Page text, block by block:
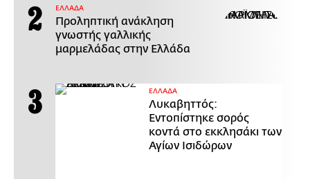
ΕΛΛΑΔΑ
Προληπτική ανάκληση
γνωστής γαλλικής
μαρμελάδας στην Ελλάδα
ΕΛΛΑΔΑ
Λυκαβηττός:
Εντοπίστηκε σορός
κοντά στο εκκλησάκι των
Αγίων Ισιδώρων